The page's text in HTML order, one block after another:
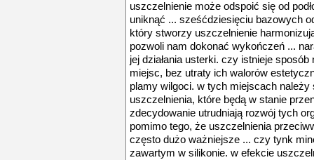
uszczelnienie może odspoić się od
uniknąć ... sześćdziesięciu bazowych
który stworzy uszczelnienie
pozwoli nam dokonać wykończeń ...
jej działania usterki. czy istnieje
miejsc, bez utraty ich walorów
plamy wilgoci. w tych miejscach
uszczelnienia, które będą w stanie
zdecydowanie utrudniają rozwój tych
pomimo tego, że uszczelnienia
często dużo ważniejsze ... czy tynk
zawartym w silikonie. w efekcie